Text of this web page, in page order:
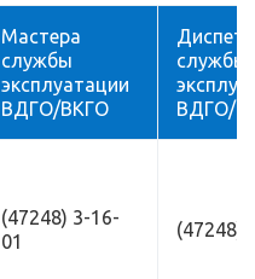
Мастера
службы
эксплуатации
ВДГО/ВКГО
службы
ВДГО/
(47248) 3-16-
01
(47248)